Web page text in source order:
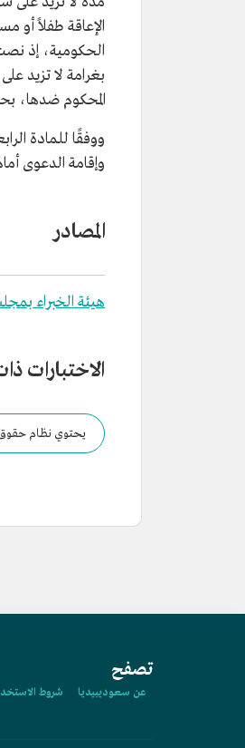
الإعاقة طفلاً أو
الحكومية، إذ
المحكوم ضدها،
ووفقًا للمادة
وإقامة الدعوى
المصادر
هيئة الخبراء
الاختبارات
يحتوي نظام
تصفح
عن سعوديبيديا شروط